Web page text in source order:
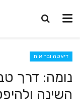
דיאטה ובריאות
נומה: דרך
השינה